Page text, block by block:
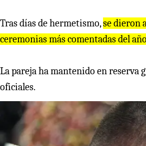
Tras días de hermetismo,se dieron
ceremonias más comentadas del año
La pareja ha mantenido en reserva
oficiales.